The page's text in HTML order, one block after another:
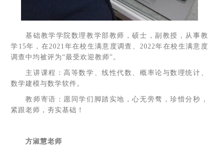
基础教学学院数理教学部教师，硕士，副教授，从事教
学15年，在2021年在校生满意度调查、2022年在校生满意度
调查中均被评为“最受欢迎教师”。
主讲课程：高等数学、线性代数、概率论与数理统计、
数学建模与数学软件。
教师寄语：愿同学们脚踏实地，心无旁骛，珍惜分秒，
紧跟老师，夯实基础！
方淑慧老师